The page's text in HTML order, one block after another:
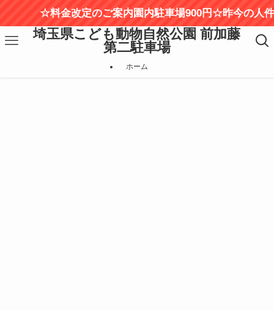
☆料金改定のご案内園内駐車場900円☆昨今の人
埼玉県こども動物自然公園 前加藤
第二駐車場
ホーム